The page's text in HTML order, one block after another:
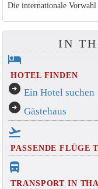
Die internationale
IN
hotel
HOTEL FINDEN
arrow_circle_right Ein Hotel suchen
arrow_circle_right Gästehaus
flight_takeoff
PASSENDE FLÜGE
directions_bus_filled
TRANSPORT IN